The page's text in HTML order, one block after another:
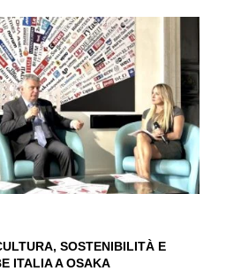
SOSTENIBILITÀ E
ITALIA A OSAKA